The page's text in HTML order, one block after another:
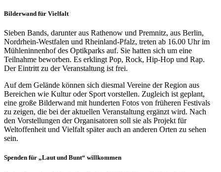
Bilderwand für Vielfalt
Sieben Bands, darunter aus Rathenow und Premnitz, aus Berlin,
Nordrhein-Westfalen und Rheinland-Pfalz, treten ab 16.00 Uhr im
Mühleninnenhof des Optikparks auf. Sie hatten sich um eine
Teilnahme beworben. Es erklingt Pop, Rock, Hip-Hop und Rap.
Der Eintritt zu der Veranstaltung ist frei.
Auf dem Gelände können sich diesmal Vereine der Region aus
Bereichen wie Kultur oder Sport vorstellen. Zugleich ist geplant,
eine große Bilderwand mit hunderten Fotos von früheren Festivals
zu zeigen, die bei der aktuellen Veranstaltung ergänzt wird. Nach
den Vorstellungen der Organisatoren soll sie als Projekt für
Weltoffenheit und Vielfalt später auch an anderen Orten zu sehen
sein.
Spenden für „Laut und Bunt“ willkommen